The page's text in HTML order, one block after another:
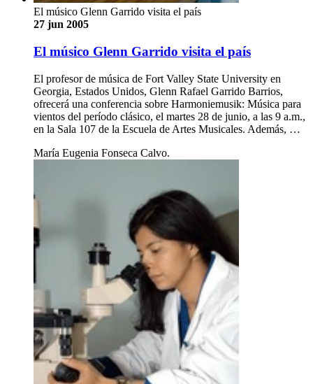
El músico Glenn Garrido visita el país
27 jun 2005
El músico Glenn Garrido visita el país
El profesor de música de Fort Valley State University en
Georgia, Estados Unidos, Glenn Rafael Garrido Barrios,
ofrecerá una conferencia sobre Harmoniemusik: Música para
vientos del período clásico, el martes 28 de junio, a las 9 a.m.,
en la Sala 107 de la Escuela de Artes Musicales. Además, …
María Eugenia Fonseca Calvo.